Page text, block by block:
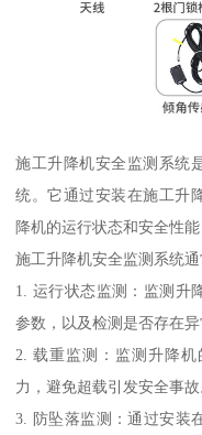
施工升降机安全监测系统
统。它通过安装在施工升
降机的运行状态和安全性
施工升降机安全监测系统通
1. 运行状态监测：监测升
参数，以及检测是否存在
2. 载重监测：监测升降
力，避免超载引发安全事故
3. 防坠落监测：通过安装